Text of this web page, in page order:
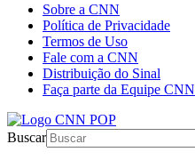
Sobre a CNN
Política de Privacidade
Termos de Uso
Fale com a CNN
Distribuição do Sinal
Faça parte da Equipe CNN
Buscar